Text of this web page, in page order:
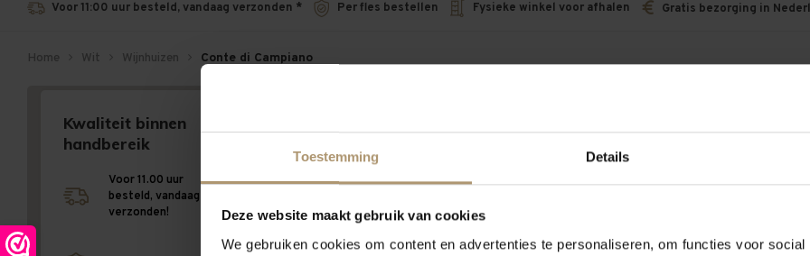
Toestemming Details
Deze website maakt gebruik van cookies
We gebruiken cookies om content en advertenties te personaliseren, om functies voor social
Voor 11:00 uur besteld, vandaag verzonden * Per fles bestellen Fysieke winkel voor afhalen Gratis bezorging in
Home Wit Wijnhuizen Conte di Campiano
Kwaliteit binnen
handbereik
Voor 11.00 uur
besteld, vandaag
verzonden!